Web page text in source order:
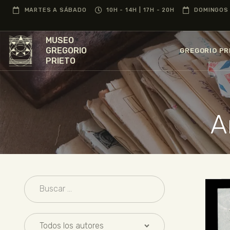
MARTES A SÁBADO 10H - 14H | 17H - 20H
MUSEO
GREGORIO
PRIETO
GREGORIO